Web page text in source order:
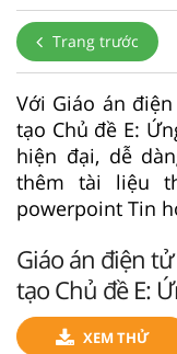
Trang trước
Với Giáo án
tạo Chủ đề E:
hiện đại, dễ
thêm tài liệu
powerpoint Tin
Giáo án điện
tạo Chủ đề E:
XEM THỬ